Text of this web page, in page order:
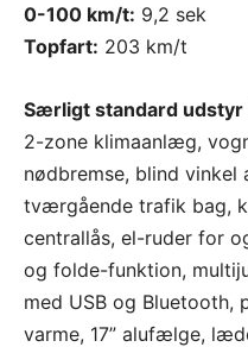
0-100 km/t: 9,2 sek
Topfart: 203 km/t
Særligt standard udstyr
2-zone klimaanlæg,
nødbremse, blind vinkel
tværgående trafik bag,
centrallås, el-ruder for
og folde-funktion,
med USB og
varme, 17” alufælge,